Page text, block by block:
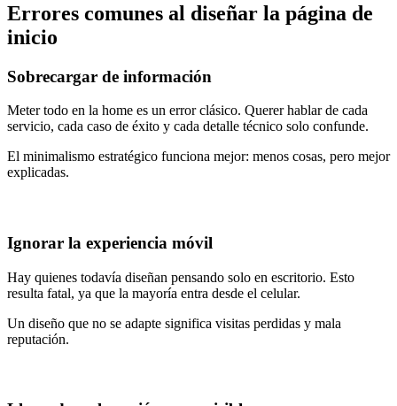
Errores comunes al diseñar la página de
inicio
Sobrecargar de información
Meter todo en la home es un error clásico. Querer hablar de cada
servicio, cada caso de éxito y cada detalle técnico solo confunde.
El minimalismo estratégico funciona mejor: menos cosas, pero mejor
explicadas.
Ignorar la experiencia móvil
Hay quienes todavía diseñan pensando solo en escritorio. Esto
resulta fatal, ya que la mayoría entra desde el celular.
Un diseño que no se adapte significa visitas perdidas y mala
reputación.